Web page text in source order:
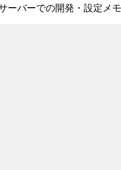
ーバーでの開発・設定メモ